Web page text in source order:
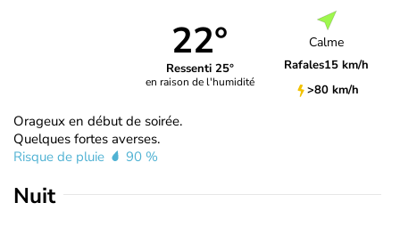
22°
Ressenti 25°
en raison de l'humidité
Calme
Rafales15 km/h
>80 km/h
Orageux en début de soirée.
Quelques fortes averses.
Risque de pluie
90 %
Nuit